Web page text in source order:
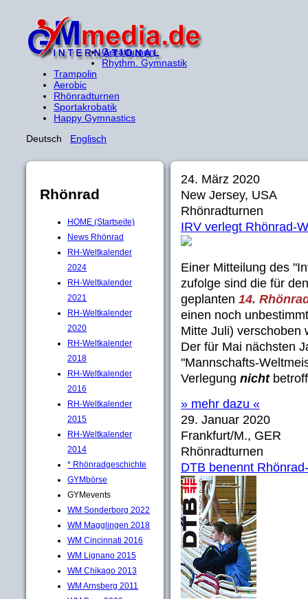
Gerätturnen
Rhythm. Gymnastik
Trampolin
Aerobic
Rhönradturnen
Sportakrobatik
Happy Gymnastics
Deutsch Englisch
Rhönrad
HOME (Startseite)
News Rhönrad
RH-Weltkalender
2024
RH-Weltkalender
2021
RH-Weltkalender
2020
RH-Weltkalender
2018
RH-Weltkalender
2016
RH-Weltkalender
2015
RH-Weltkalender
2014
* Rhönradgeschichte
GYMbörse
GYMevents
WM Sonderborg 2022
WM Magglingen 2018
WM Cincinnati 2016
WM Lignano 2015
WM Chikago 2013
WM Arnsberg 2011
24. März 2020
New Jersey, USA
Rhönradturnen
IRV verlegt Rhönrad-
Einer Mitteilung des
zufolge sind die für
geplanten 14.
einen noch
Mitte Juli) verschoben
Der für Mai nächsten
"Mannschafts-
Verlegung nicht
» mehr dazu «
29. Januar 2020
Frankfurt/M., GER
Rhönradturnen
DTB benennt